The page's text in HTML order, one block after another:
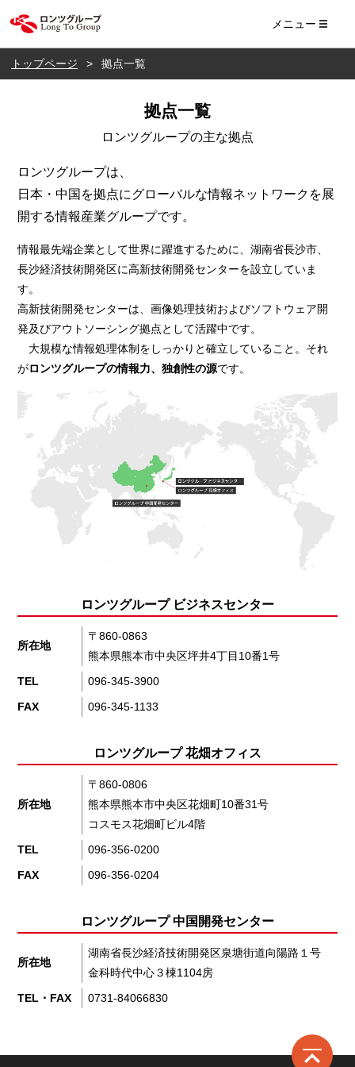
メニュー
トップページ 拠点一覧
拠点一覧
ロンツグループの主な拠点
ロンツグループは、
日本・中国を拠点にグローバルな情報ネットワークを展
開する情報産業グループです。
情報最先端企業として世界に躍進するために、湖南省長沙市、
長沙経済技術開発区に高新技術開発センターを設立していま
す。
高新技術開発センターは、画像処理技術およびソフトウェア開
発及びアウトソーシング拠点として活躍中です。
大規模な情報処理体制をしっかりと確立していること。それ
がロンツグループの情報力、独創性の源です。
ロンツグループ ビジネスセンター
所在地
〒860-0863
熊本県熊本市中央区坪井4丁目10番1号
TEL
096-345-3900
FAX
096-345-1133
ロンツグループ 花畑オフィス
所在地
〒860-0806
熊本県熊本市中央区花畑町10番31号
コスモス花畑町ビル4階
TEL
096-356-0200
FAX
096-356-0204
ロンツグループ 中国開発センター
所在地
湖南省長沙経済技術開発区泉塘街道向陽路１号
金科時代中心３棟1104房
TEL・FAX
0731-84066830